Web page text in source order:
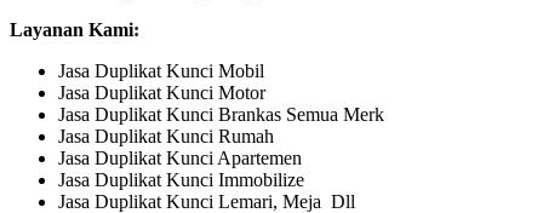
Layanan Kami:
Jasa Duplikat Kunci Mobil
Jasa Duplikat Kunci Motor
Jasa Duplikat Kunci Brankas Semua Merk
Jasa Duplikat Kunci Rumah
Jasa Duplikat Kunci Apartemen
Jasa Duplikat Kunci Immobilize
Jasa Duplikat Kunci Lemari, Meja Dll